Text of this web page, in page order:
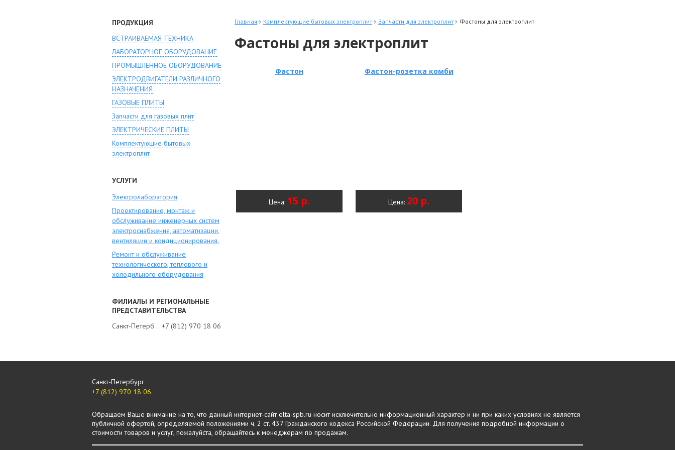
ПРОДУКЦИЯ
ВСТРАИВАЕМАЯ ТЕХНИКА
ЛАБОРАТОРНОЕ ОБОРУДОВАНИЕ
ПРОМЫШЛЕННОЕ ОБОРУДОВАНИЕ
ЭЛЕКТРОДВИГАТЕЛИ РАЗЛИЧНОГО
НАЗНАЧЕНИЯ
ГАЗОВЫЕ ПЛИТЫ
Запчасти для газовых плит
ЭЛЕКТРИЧЕСКИЕ ПЛИТЫ
Комплектующие бытовых
электроплит
УСЛУГИ
Электролаборатория
Проектирование, монтаж и
обслуживание инженерных систем
электроснабжения, автоматизации,
вентиляции и кондиционирования.
Ремонт и обслуживание
технологического, теплового и
холодильного оборудования
ФИЛИАЛЫ И РЕГИОНАЛЬНЫЕ
ПРЕДСТАВИТЕЛЬСТВА
Санкт-Петербург +7 (812) 970 18 06
Главная Комплектующие бытовых электроплит Запчасти для электроплит Фастоны для электроплит
Фастоны для электроплит
Фастон
Цена: 15 р.
Фастон-розетка комби
Цена: 20 р.
Санкт-Петербург
+7 (812) 970 18 06
Обращаем Ваше внимание на то, что данный интернет-сайт elta-spb.ru носит исключительно информационный характер и ни при каких условиях не является
публичной офертой, определяемой положениями ч. 2 ст. 437 Гражданского кодекса Российской Федерации. Для получения подробной информации о
стоимости товаров и услуг, пожалуйста, обращайтесь к менеджерам по продажам.